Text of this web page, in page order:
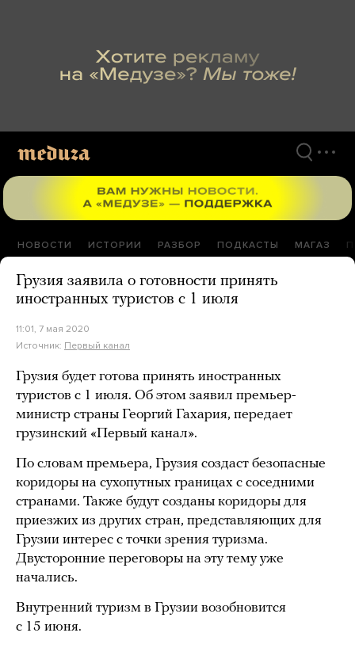
НОВОСТИ ИСТОРИИ РАЗБОР ПОДКАСТЫ МАГАЗ
Грузия заявила о готовности принять
иностранных туристов с 1 июля
11:01, 7 мая 2020
Источник: Первый канал
Грузия будет готова принять иностранных
туристов с 1 июля. Об этом заявил премьер-
министр страны Георгий Гахария, передает
грузинский «Первый канал».
По словам премьера, Грузия создаст безопасные
коридоры на сухопутных границах с соседними
странами. Также будут созданы коридоры для
приезжих из других стран, представляющих для
Грузии интерес с точки зрения туризма.
Двусторонние переговоры на эту тему уже
начались.
Внутренний туризм в Грузии возобновится
с 15 июня.